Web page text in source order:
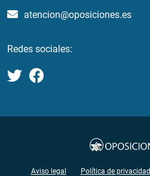
atencion@oposiciones.es
Redes sociales:
Aviso legal Política de privacidad